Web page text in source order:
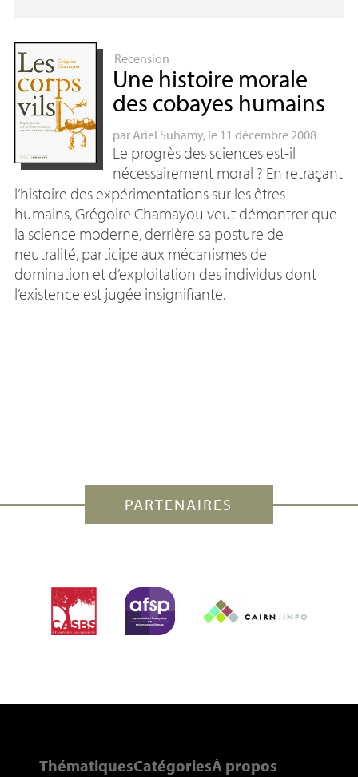
Recension
Une histoire morale
des cobayes humains
parAriel Suhamy, le 11 décembre 2008
Le progrès des sciences est-il
nécessairement moral ? En retraçant
l’histoire des expérimentations sur les êtres
humains, Grégoire Chamayou veut démontrer que
la science moderne, derrière sa posture de
neutralité, participe aux mécanismes de
domination et d’exploitation des individus dont
l’existence est jugée insignifiante.
PARTENAIRES
ThématiquesCatégoriesÀ propos